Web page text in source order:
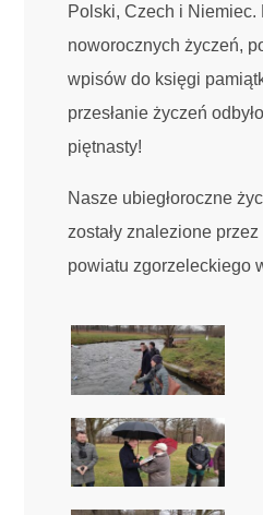
Polski, Czech i Niemiec.
noworocznych życzeń,
wpisów do księgi
przesłanie życzeń
piętnasty!
Nasze ubiegłoroczne
zostały znalezione
powiatu zgorzeleckiego